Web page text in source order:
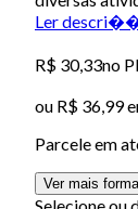
Ler
R$ 30,33no
ou R$ 36,99
Parcele em
Ver mais